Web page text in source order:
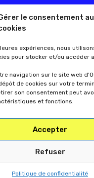
le consentement
expériences, nous
pour stocker et/ou accéder
navigation sur le site web
de cookies sur votre
son consentement peut
et fonctions.
Accepter
Refuser
Politique de confidentialité